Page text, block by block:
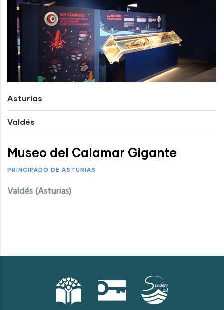
Asturias
Valdés
Museo del Calamar Gigante
PRINCIPADO DE ASTURIAS
Valdés (Asturias)